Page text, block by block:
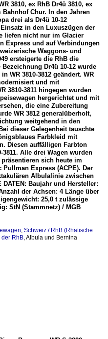
3810, ex RhB Dr4ü 3810, ex
Bahnhof Chur. In den Jahren
drei als Dr4ü 10-12
in den Luxuszügen der
liefen nicht nur im Glacier
Express und auf Verbindungen
Waggons- und
ersteigerte die RhB die
Dr4ü 10-12 wurde
WR 3810-3812 geändert. WR
und mit
3810-3811 hingegen wurden
hergerichtet und mit
die eine Zubereitung
WR 3812 generalüberholt,
weitgehend in den
dieser Gelegenheit tauschte
Farbkleid mit
Diesen auffälligen Farbton
Alle drei Wagen wurden
sich heute im
Express (ACPE). Der
Albulalinie zwischen
Baujahr und Hersteller:
der Achsen: 4 Länge über
25,0 t zulässige
StN (Stammnetz) / MGB
, Schweiz / RhB (Rhätische
der RhB,Albula und Bernina